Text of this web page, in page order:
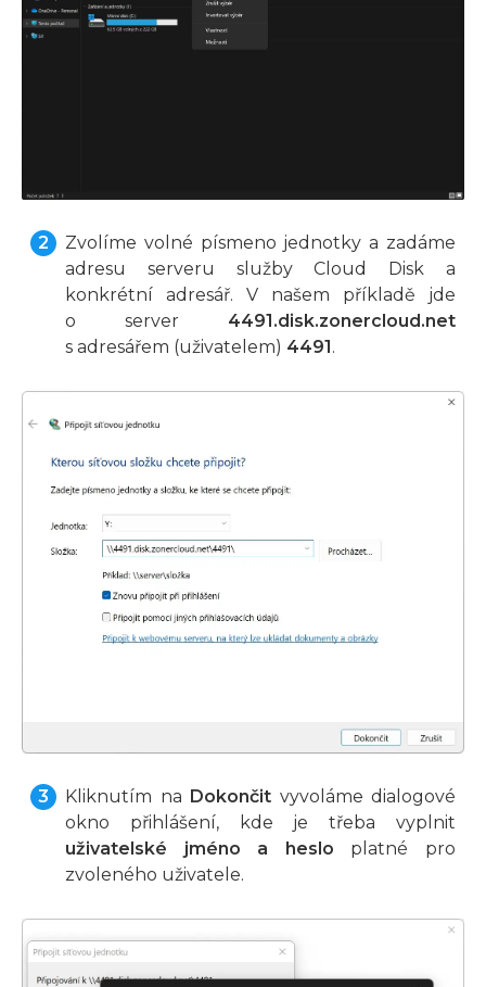
Zvolíme volné písmeno jednotky a zadáme
adresu serveru služby Cloud Disk a
konkrétní adresář. V našem příkladě jde
o server 4491.disk.zonercloud.net
s adresářem (uživatelem) 4491.
Kliknutím na Dokončit vyvoláme dialogové
okno přihlášení, kde je třeba vyplnit
uživatelské jméno a heslo platné pro
zvoleného uživatele.